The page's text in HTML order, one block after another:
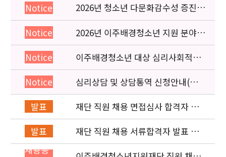
Notice
2026년 청소년 다문화감수성 증진
프로그램 「다가감」신청기관 안내
Notice
2026년 이주배경청소년 지원 분야
종사자 역량강화 교육 일정 안내
Notice
이주배경청소년 대상 심리사회적응
검사 연수동영상 개편 안내
Notice
심리상담 및 상담통역 신청안내(의뢰
서첨부)
발표
재단 직원 채용 면접심사 합격자 발
표 / 이주배경청소년 사업 및 행정
발표
재단 직원 채용 서류합격자 발표 및
면접심사 안내 / 이주배경청소년 사
업 및 행정
채용공